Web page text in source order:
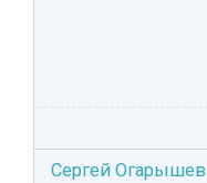
Сергей Огарышев